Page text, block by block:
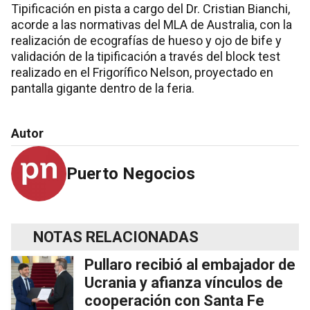
Tipificación en pista a cargo del Dr. Cristian Bianchi,
acorde a las normativas del MLA de Australia, con la
realización de ecografías de hueso y ojo de bife y
validación de la tipificación a través del block test
realizado en el Frigorífico Nelson, proyectado en
pantalla gigante dentro de la feria.
Autor
Puerto Negocios
NOTAS RELACIONADAS
Pullaro recibió al embajador de
Ucrania y afianza vínculos de
cooperación con Santa Fe